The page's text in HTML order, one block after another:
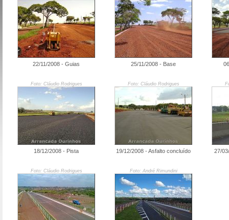
22/11/2008 - Guias 25/11/2008 - Base
Foto: Cláudio Rodrigues
18/12/2008 - Pista
Foto: Cláudio Rodrigues
19/12/2008 - Asfalto concluído 27/
Foto: Cláudio Rodrigues Foto: André Rimundini